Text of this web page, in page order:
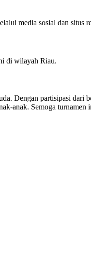
media sosial dan situs
di wilayah Riau.
Dengan partisipasi dari
anak. Semoga turnamen